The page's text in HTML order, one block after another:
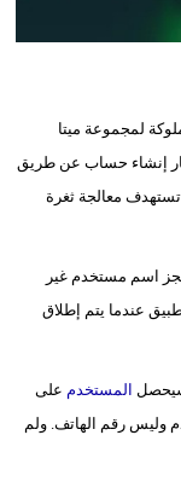
علوم
وتكنولوجيا
مدوَّنات
فيديو
سيارات
لمجموعة ميتا
إنشاء حساب عن طريق
معالجة ثغرة
اسم مستخدم غير
عندما يتم إطلاق
سيحصل المستخدم على
وليس رقم الهاتف. ولم